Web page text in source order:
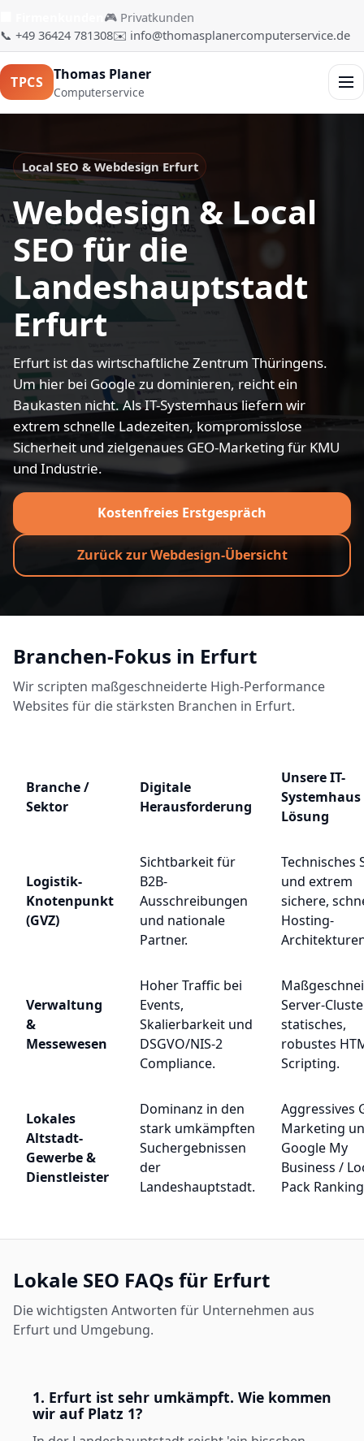
🎮 Privatkunden
📞 +49 36424 781308✉️ info@thomasplanercomputerservice.de
TPCS Thomas Planer
Computerservice
Local SEO & Webdesign Erfurt
Webdesign & Local
SEO für die
Landeshauptstadt
Erfurt
Erfurt ist das wirtschaftliche Zentrum Thüringens.
Um hier bei Google zu dominieren, reicht ein
Baukasten nicht. Als IT-Systemhaus liefern wir
extrem schnelle Ladezeiten, kompromisslose
Sicherheit und zielgenaues GEO-Marketing für KMU
und Industrie.
Kostenfreies Erstgespräch
Zurück zur Webdesign-Übersicht
Branchen-Fokus in Erfurt
Wir scripten maßgeschneiderte High-Performance
Websites für die stärksten Branchen in Erfurt.
Branche /
Sektor
Digitale
Herausforderung
Unsere IT-
Systemhaus
Lösung
Logistik-
Knotenpunkt
(GVZ)
Sichtbarkeit für
B2B-
Ausschreibungen
und nationale
Partner.
Technisches
und extrem
sichere,
Hosting-
Verwaltung
&
Messewesen
Hoher Traffic bei
Events,
Skalierbarkeit und
DSGVO/NIS-2
Compliance.
Server-
statisches,
robustes
Scripting.
Lokales
Altstadt-
Gewerbe &
Dienstleister
Dominanz in den
stark umkämpften
Suchergebnissen
der
Landeshauptstadt.
Aggressives
Marketing
Google My
Business /
Pack
Lokale SEO FAQs für Erfurt
Die wichtigsten Antworten für Unternehmen aus
Erfurt und Umgebung.
1. Erfurt ist sehr umkämpft. Wie kommen
wir auf Platz 1?